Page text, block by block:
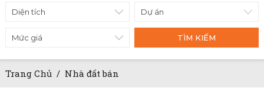
Diện tích
Mức giá TÌM KIẾM
Trang Chủ/ Nhà đất bán